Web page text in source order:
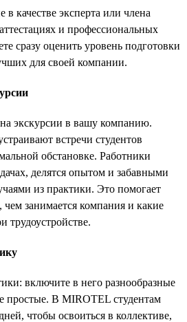
в качестве эксперта или члена
и профессиональных
сразу оценить уровень подготовки
для своей компании.
экскурсии в вашу компанию.
встречи студентов
обстановке. Работники
делятся опытом и забавными
из практики. Это помогает
чем занимается компания и какие
трудоустройстве.
включите в него разнообразные
простые. В MIROTEL студентам
чтобы освоиться в коллективе,